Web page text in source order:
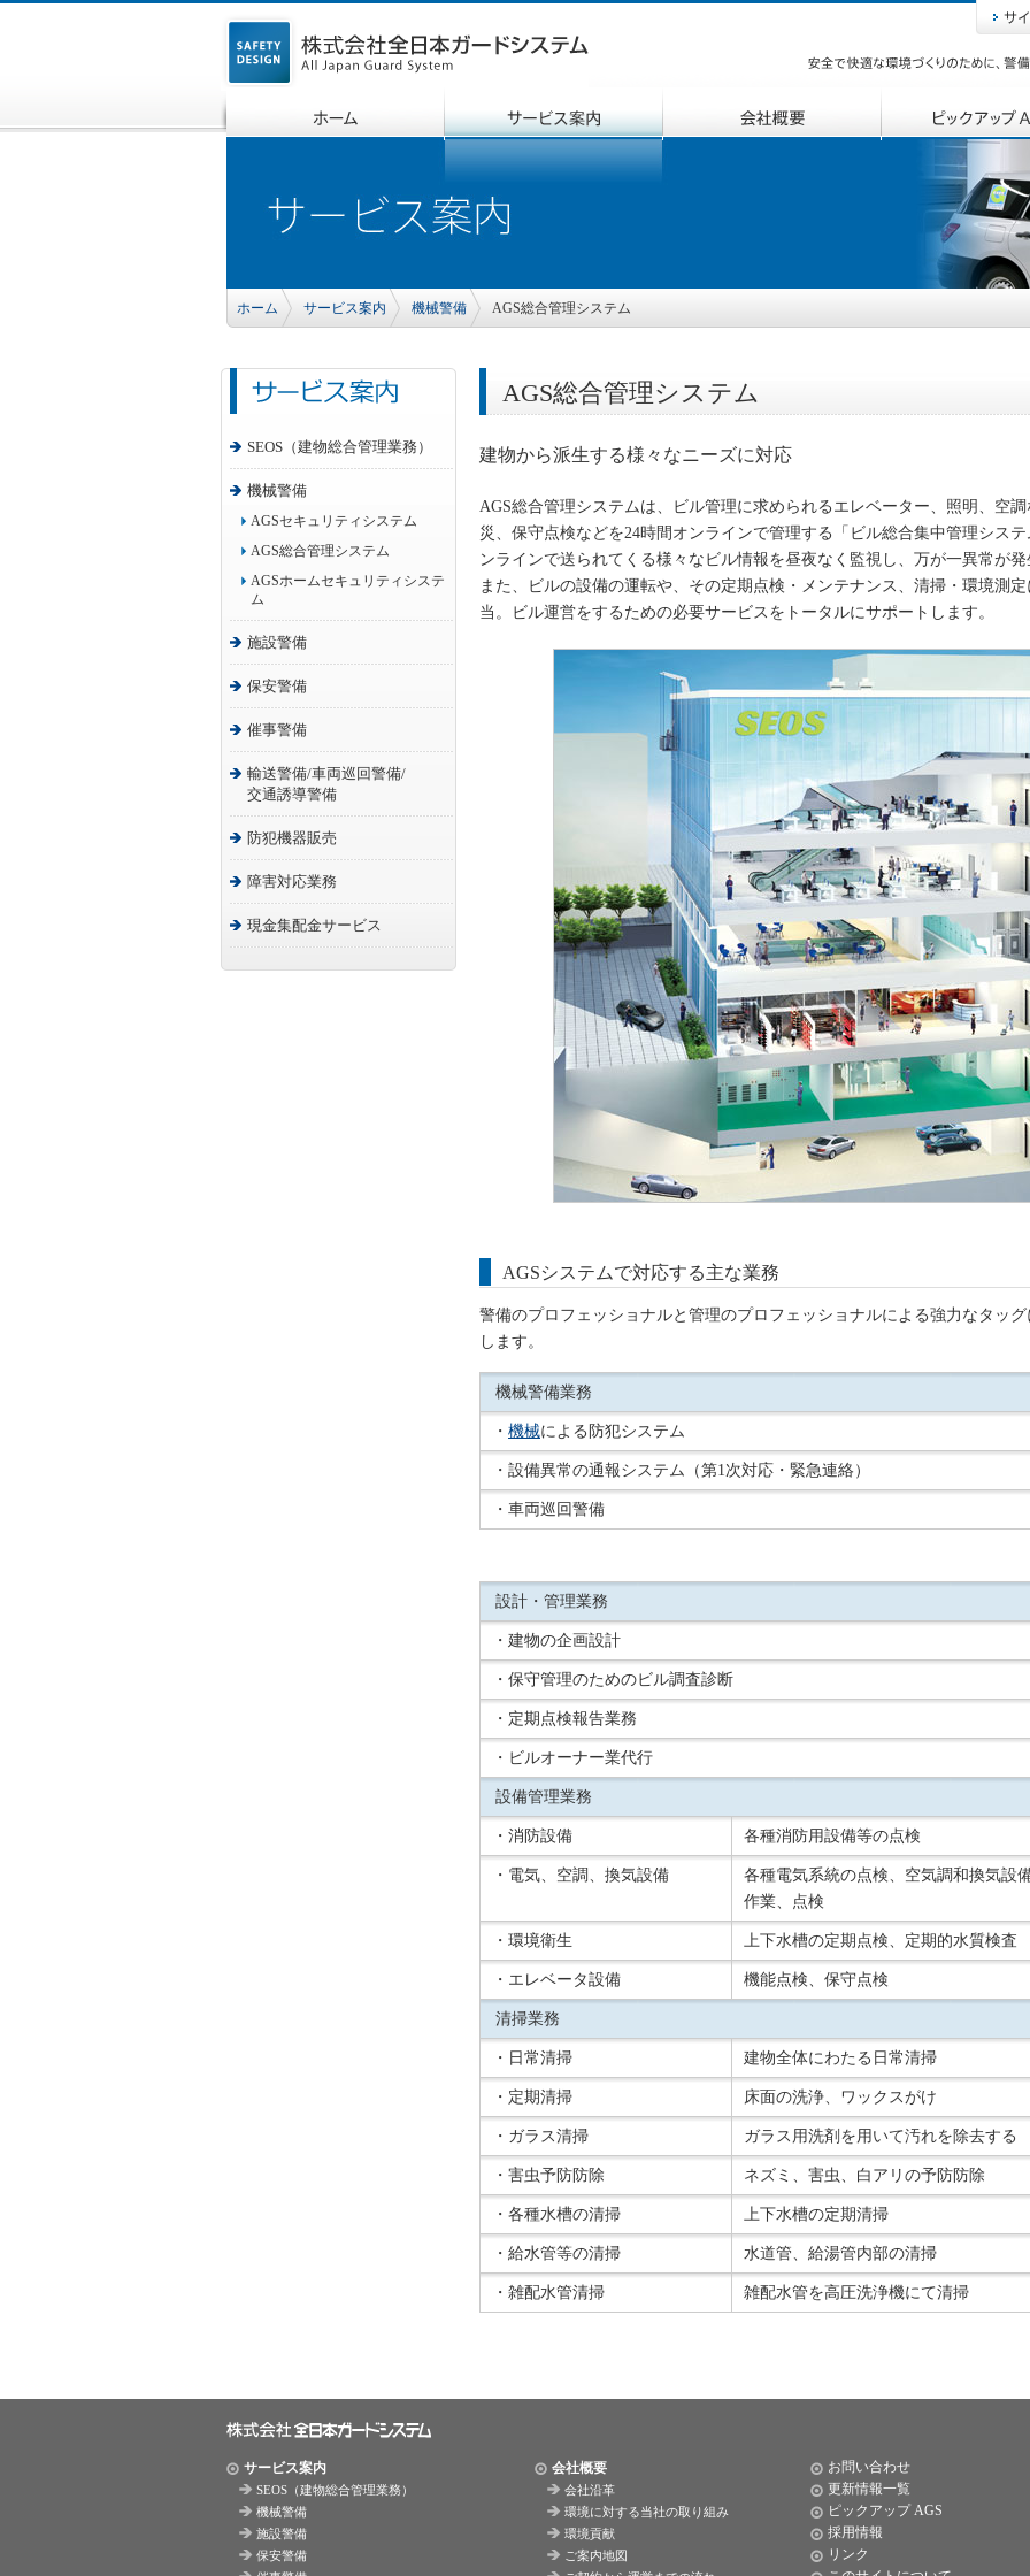
ホーム サービス案内 機械警備 AGS総合管理システム
AGS総合管理システム
建物から派生する様々なニーズに対応
AGS総合管理システムは、ビル管理に求められるエレベーター、照明、空
災、保守点検などを24時間オンラインで管理する「ビル総合集中管理シス
ンラインで送られてくる様々なビル情報を昼夜なく監視し、万が一異常が
また、ビルの設備の運転や、その定期点検・メンテナンス、清掃・環境測
当。ビル運営をするための必要サービスをトータルにサポートします。
AGSシステムで対応する主な業務
警備のプロフェッショナルと管理のプロフェッショナルによる強力なタッ
します。
機械警備業務
・ 機械による防犯システム
・設備異常の通報システム（第1次対応・緊急連絡）
・車両巡回警備
設計・管理業務
・建物の企画設計
・保守管理のためのビル調査診断
・定期点検報告業務
・ビルオーナー業代行
設備管理業務
・消防設備 各種消防用設備等の点検
・電気、空調、換気設備
各種電気系統の点検、空気調和換気設
作業、点検
・環境衛生 上下水槽の定期点検、定期的水質検査
・エレベータ設備 機能点検、保守点検
清掃業務
・日常清掃 建物全体にわたる日常清掃
・定期清掃 床面の洗浄、ワックスがけ
・ガラス清掃 ガラス用洗剤を用いて汚れを除去する
・害虫予防防除 ネズミ、害虫、白アリの予防防除
・各種水槽の清掃 上下水槽の定期清掃
・給水管等の清掃 水道管、給湯管内部の清掃
・雑配水管清掃 雑配水管を高圧洗浄機にて清掃
SEOS（建物総合管理業務）
機械警備
AGSセキュリティシステム
AGS総合管理システム
AGSホームセキュリティシステ
ム
施設警備
保安警備
催事警備
輸送警備/車両巡回警備/
交通誘導警備
防犯機器販売
障害対応業務
現金集配金サービス
サービス案内
SEOS（建物総合管理業務）
機械警備
施設警備
保安警備
会社概要
会社沿革
環境に対する当社の取り組み
環境貢献
ご案内地図
お問い合わせ
更新情報一覧
ピックアップ AGS
採用情報
リンク